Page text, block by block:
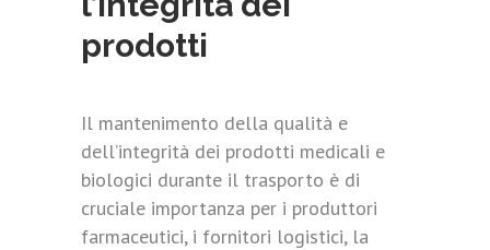
prodotti
Il mantenimento della qualità e
dell’integrità dei prodotti medicali e
biologici durante il trasporto è di
cruciale importanza per i produttori
farmaceutici, i fornitori logistici, la